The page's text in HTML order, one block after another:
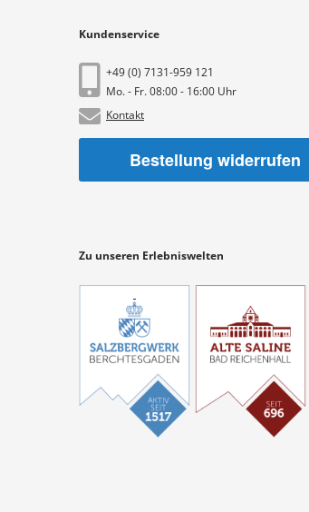
Kundenservice
+49 (0) 7131-959 121
Mo. - Fr. 08:00 - 16:00 Uhr
Kontakt
Bestellung widerrufen
Zu unseren Erlebniswelten